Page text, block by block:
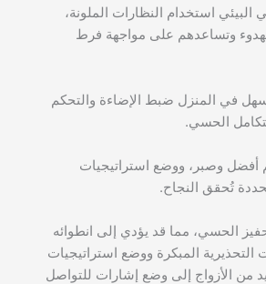
استخدام النظارات الملونة،
وتساعدهم على مواجهة فرط
في المنزل ضبط الإضاءة والتحكم
الحسي.
أفضل وصبر، ووضع استراتيجيات
تُحقق النجاح.
الحسي، مما قد يؤدي إلى انطوائه
التحذيرية المبكرة ووضع استراتيجيات
من الأزواج إلى وضع إشارات للتواصل